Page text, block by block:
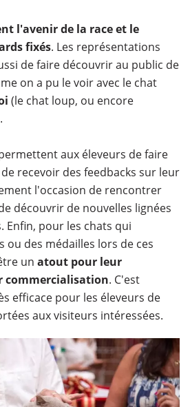
l'avenir de la race et le
fixés. Les représentations
de faire découvrir au public de
on a pu le voir avec le chat
(le chat loup, ou encore
aux éleveurs de faire
recevoir des feedbacks sur leur
l'occasion de rencontrer
découvrir de nouvelles lignées
Enfin, pour les chats qui
des médailles lors de ces
un atout pour leur
commercialisation. C'est
efficace pour les éleveurs de
aux visiteurs intéressées.